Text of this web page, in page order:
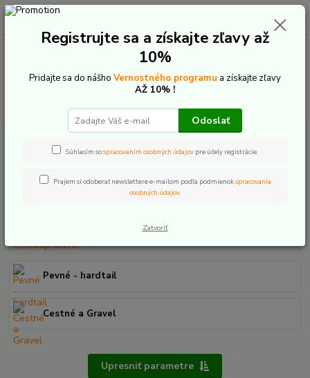
+421 907 20 22 33
0,00 €
Bicykle
Pevné - hardtail
Cestné a Gravel
Upresniť parametre
Registrujte sa a získajte zľavy až
10%
Pridajte sa do nášho Vernostného programu a získajte zľavy
AŽ 10% !
Odoslať
Súhlasím sospracovaním osobných údajov pre účely registrácie.
Prajem si odoberať newslettere e-mailom podľa podmienokspracovania
osobných údajov.
Zatvoriť